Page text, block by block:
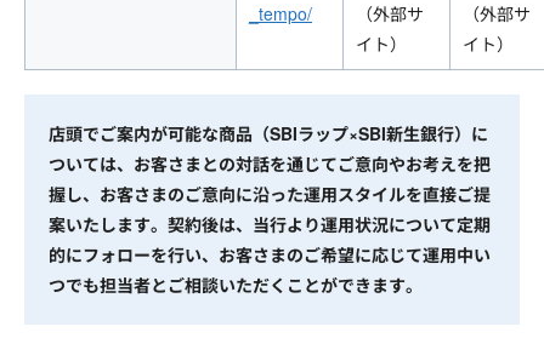
_tempo/
（外部サ
イト）
（外部サ
イト）
店頭でご案内が可能な商品（SBIラップ×SBI新生銀行）に
ついては、お客さまとの対話を通じてご意向やお考えを把
握し、お客さまのご意向に沿った運用スタイルを直接ご提
案いたします。契約後は、当行より運用状況について定期
的にフォローを行い、お客さまのご希望に応じて運用中い
つでも担当者とご相談いただくことができます。